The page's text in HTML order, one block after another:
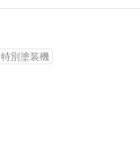
特別塗装機